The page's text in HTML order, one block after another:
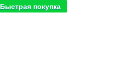
Быстрая покупка